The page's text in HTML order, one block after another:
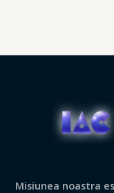
Misiunea noastra